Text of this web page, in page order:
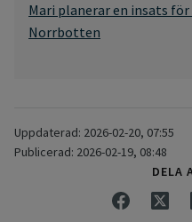
Mari planerar en insats
Norrbotten
Uppdaterad: 2026-02-20, 07:55
Publicerad: 2026-02-19, 08:48
DELA